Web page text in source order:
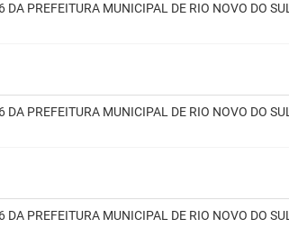
PREFEITURA MUNICIPAL DE RIO NOVO DO SUL
PREFEITURA MUNICIPAL DE RIO NOVO DO SUL
PREFEITURA MUNICIPAL DE RIO NOVO DO SUL